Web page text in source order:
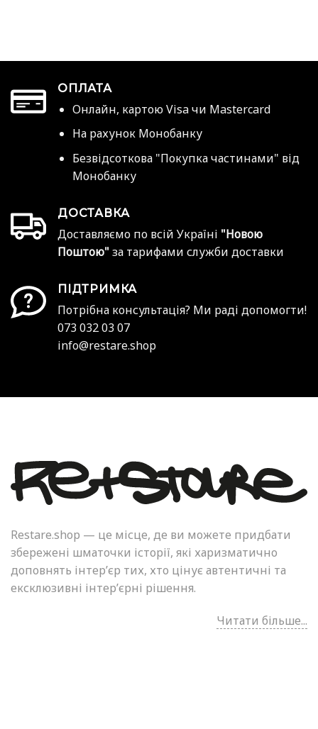
ОПЛАТА
Онлайн, картою Visa чи Mastercard
На рахунок Монобанку
Безвідсоткова "Покупка частинами" від
Монобанку
ДОСТАВКА
Доставляємо по всій Україні "Новою
Поштою" за тарифами служби доставки
ПІДТРИМКА
Потрібна консультація? Ми раді допомогти!
073 032 03 07
info@restare.shop
Restare.shop — це місце, де ви можете придбати
збережені шматочки історії, які харизматично
доповнять інтер’єр тих, хто цінує автентичні та
ексклюзивні інтер’єрні рішення.
Читати більше...